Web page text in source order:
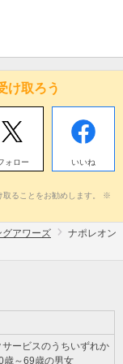
け取ろう
ォロー いいね
取ることをお勧めします。 ※
グアワーズ
ナポレオン
ービスのうちいずれか
歳～69歳の男女